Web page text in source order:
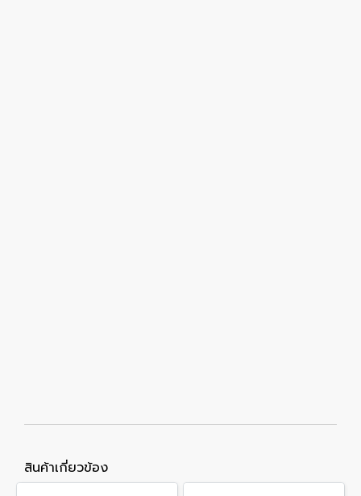
สินค้าเกี่ยวข้อง